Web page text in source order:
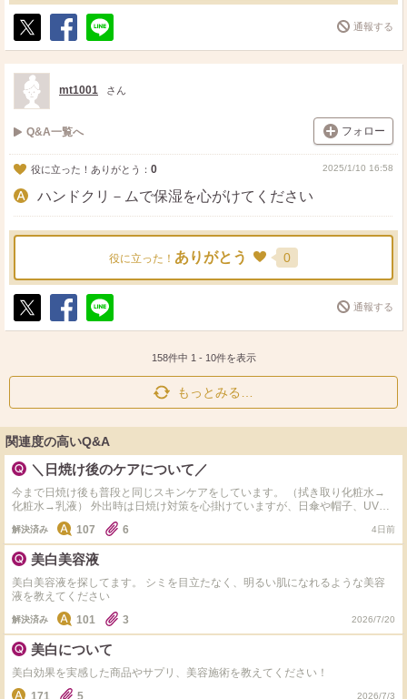
ポ
ス
ト
シ
ェ
送
る
通報する
mt1001 さん
Q&A一覧へ フォロー
役に立った！ありがとう： 0 2025/1/10 16:58
ハンドクリ－ムで保湿を心がけてください
役に立った！ ありがとう 0
ポ
シ
送
通報する
158件中 1 - 10件を表示
もっとみる…
関連度の高いQ&A
＼日焼け後のケアについて／
今まで日焼け後も普段と同じスキンケアをしています。 （拭き取り化粧水→
化粧水→乳液） 外出時は日焼け対策を心掛けていますが、日傘や帽子、UVカ
ットカーディガンでの対策が出来ない場面があり、その時は焼けてしまいま
す…。 皆様の日焼け後のケアで愛用されているスキンケア（パックや美容液
等）を教えていただけませんでしょうか？ よろしくお願いします！ #32歳女
性 #乾燥肌～普通肌
解決済み 107 6 4日前
美白美容液
美白美容液を探してます。 シミを目立たなく、明るい肌になれるような美容
液を教えてください
解決済み 101 3 2026/7/20
美白について
美白効果を実感した商品やサプリ、美容施術を教えてください！
171
5 2026/7/3